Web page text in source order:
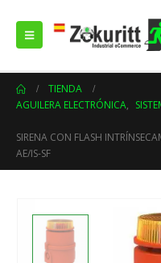
TIENDA
AGUILERA ELECTRÓNICA,
SIRENA CON FLASH
AE/IS-SF